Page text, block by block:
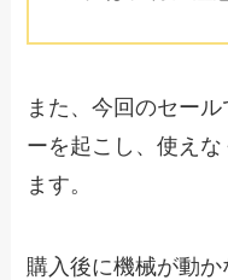
また、今回のセー
ーを起こし、使え
ます。
購入後に機械が動